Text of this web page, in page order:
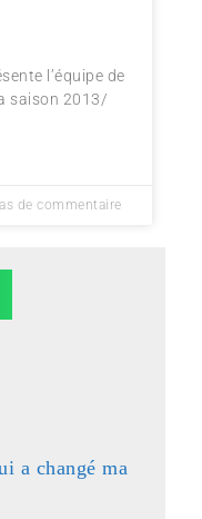
l’équipe de
saison 2013/
de commentaire
a changé ma